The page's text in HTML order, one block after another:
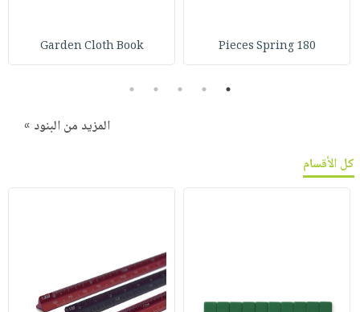
180 Pieces Spring
Garden Cloth Book
1
2
3
4
5
المزيد من البنود »
كل الأقسام